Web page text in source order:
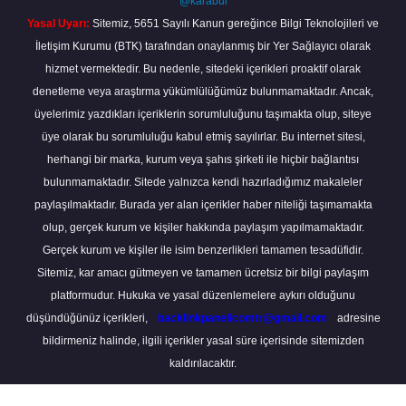
Yasal Uyarı: Sitemiz, 5651 Sayılı Kanun gereğince Bilgi Teknolojileri ve
İletişim Kurumu (BTK) tarafından onaylanmış bir Yer Sağlayıcı olarak
hizmet vermektedir. Bu nedenle, sitedeki içerikleri proaktif olarak
denetleme veya araştırma yükümlülüğümüz bulunmamaktadır. Ancak,
üyelerimiz yazdıkları içeriklerin sorumluluğunu taşımakta olup, siteye
üye olarak bu sorumluluğu kabul etmiş sayılırlar. Bu internet sitesi,
herhangi bir marka, kurum veya şahıs şirketi ile hiçbir bağlantısı
bulunmamaktadır. Sitede yalnızca kendi hazırladığımız makaleler
paylaşılmaktadır. Burada yer alan içerikler haber niteliği taşımamakta
olup, gerçek kurum ve kişiler hakkında paylaşım yapılmamaktadır.
Gerçek kurum ve kişiler ile isim benzerlikleri tamamen tesadüfidir.
Sitemiz, kar amacı gütmeyen ve tamamen ücretsiz bir bilgi paylaşım
platformudur. Hukuka ve yasal düzenlemelere aykırı olduğunu
düşündüğünüz içerikleri,
backlinkpanelicomtr@gmail.com
adresine
bildirmeniz halinde, ilgili içerikler yasal süre içerisinde sitemizden
kaldırılacaktır.